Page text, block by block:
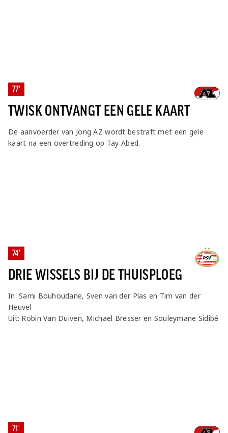
77'
TWISK ONTVANGT EEN GELE KAART
De aanvoerder van Jong AZ wordt bestraft met een gele
kaart na een overtreding op Tay Abed.
74'
DRIE WISSELS BIJ DE THUISPLOEG
In: Sami Bouhoudane, Sven van der Plas en Tim van der
Heuvel
Uit: Robin Van Duiven, Michael Bresser en Souleymane Sidibé
71'